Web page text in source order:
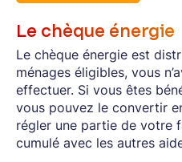
Le chèque énergie
Le chèque énergie est
ménages éligibles, vous
effectuer. Si vous êtes
vous pouvez le convertir
régler une partie de votre
cumulé avec les autres